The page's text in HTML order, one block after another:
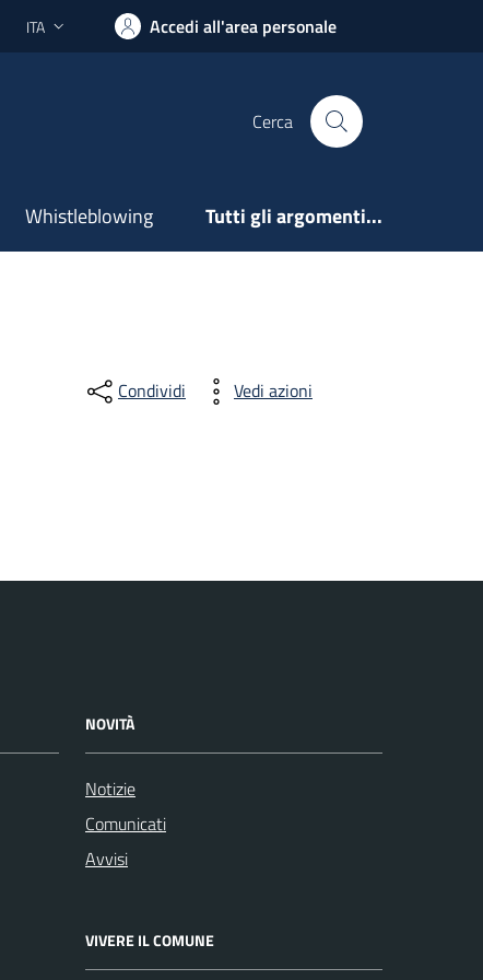
Lingua attiva:
ITA Accedi all'area personale
Cerca
Whistleblowing Tutti gli argomenti...
Condividi Vedi azioni
NOVITÀ
Notizie
Comunicati
Avvisi
VIVERE IL COMUNE